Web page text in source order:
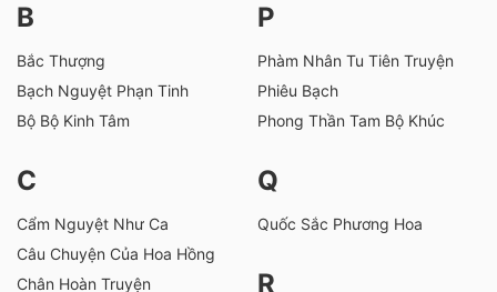
B
Bắc Thượng
Bạch Nguyệt Phạn Tinh
Bộ Bộ Kinh Tâm
C
Cẩm Nguyệt Như Ca
Câu Chuyện Của Hoa Hồng
Chân Hoàn Truyện
P
Phàm Nhân Tu Tiên Truyện
Phiêu Bạch
Phong Thần Tam Bộ Khúc
Q
Quốc Sắc Phương Hoa
R